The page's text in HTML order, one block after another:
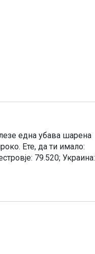
една убава шарена
Ете, да ти имало:
79.520; Украина: